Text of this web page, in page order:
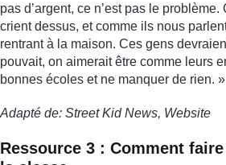
pas d’argent, ce n’est pas le problème.
crient dessus, et comme ils nous
rentrant à la maison. Ces gens
pouvait, on aimerait être comme leurs
bonnes écoles et ne manquer de rien. »
Adapté de: Street Kid News, Website
Ressource 3 : Comment